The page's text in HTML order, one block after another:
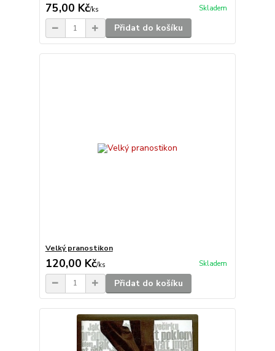
75,00 Kč/ks Skladem
Přidat do košíku
Velký pranostikon
120,00 Kč/ks Skladem
Přidat do košíku